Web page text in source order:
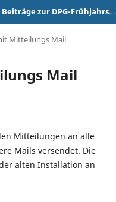
PhyDid B - Didaktik der Physik - Beiträge zur DPG-Frühjahrstagung
Mitteilungs Mail
Mail
Mitteilungen an alle
Mails versendet. Die
alten Installation an